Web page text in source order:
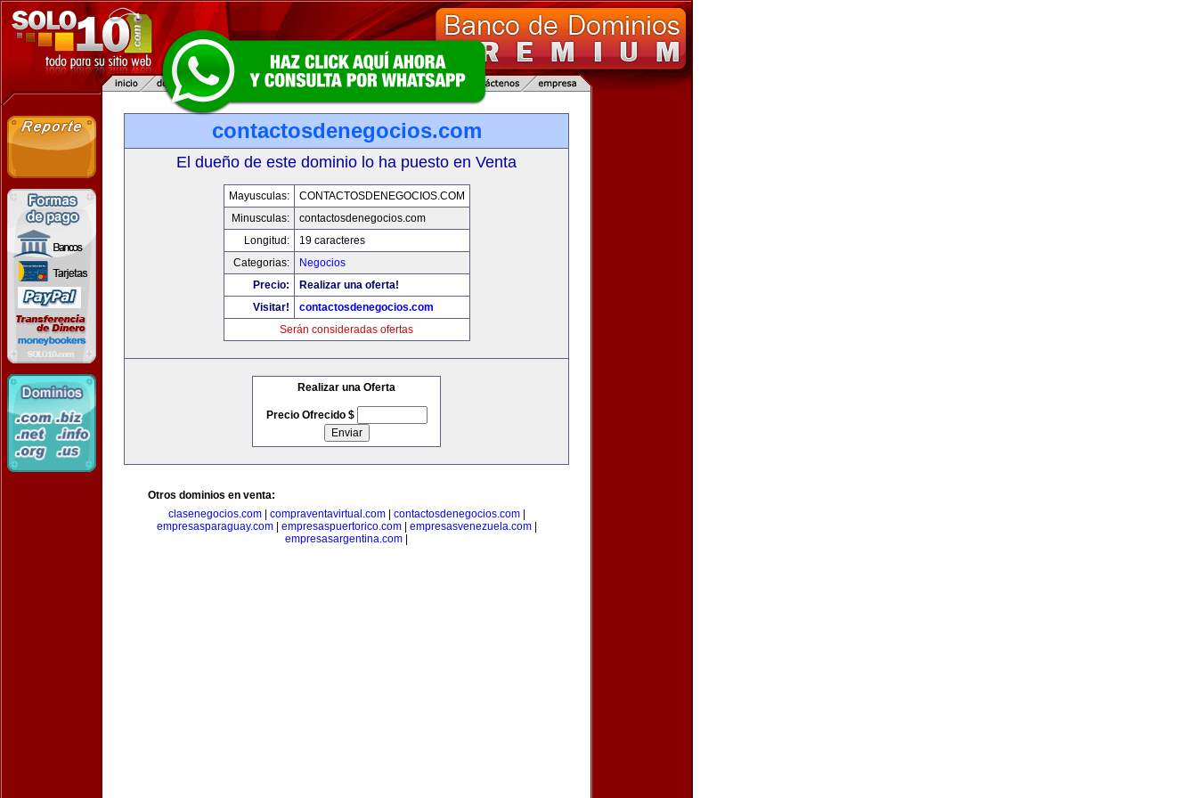
contactosdenegocios.com
El dueño de este dominio lo ha puesto en Venta
Mayusculas:
CONTACTOSDENEGOCIOS.COM
Minusculas:
contactosdenegocios.com
Longitud:
19 caracteres
Categorias:
Negocios
Precio:
Realizar una oferta!
Visitar!
contactosdenegocios.com
Serán consideradas ofertas
Realizar una Oferta
Precio Ofrecido $
Otros dominios en venta:
clasenegocios.com| compraventavirtual.com| contactosdenegocios.com|
empresasparaguay.com| empresaspuertorico.com| empresasvenezuela.com|
empresasargentina.com